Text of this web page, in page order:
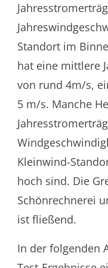
Standort im
hat eine mittlere
von rund 4m/s,
5 m/s. Manche
Kleinwind-
hoch sind. Die
Schönrechnerei
ist fließend.
In der folgenden